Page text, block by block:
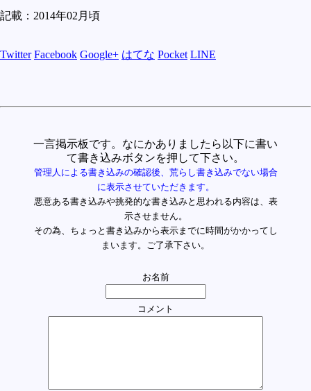
記載：2014年02月頃
Twitter Facebook Google+ はてな Pocket LINE
一言掲示板です。なにかありましたら以下に書い
て書き込みボタンを押して下さい。
管理人による書き込みの確認後、荒らし書き込みでない場合
に表示させていただきます。
悪意ある書き込みや挑発的な書き込みと思われる内容は、表
示させません。
その為、ちょっと書き込みから表示までに時間がかかってし
まいます。ご了承下さい。
お名前
コメント